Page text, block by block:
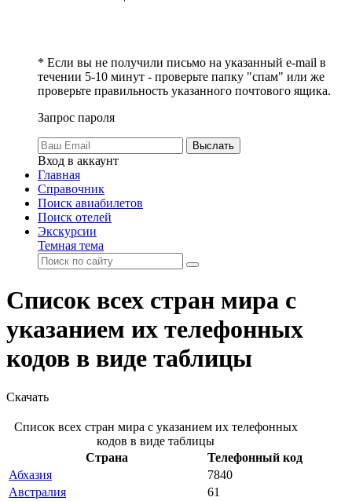
* Если вы не получили письмо на указанный e-mail в
течении 5-10 минут - проверьте папку "спам" или же
проверьте правильность указанного почтового ящика.
Запрос пароля
Выслать
Вход в аккаунт
Главная
Справочник
Поиск авиабилетов
Поиск отелей
Экскурсии
Темная тема
Список всех стран мира с
указанием их телефонных
кодов в виде таблицы
Скачать
Список всех стран мира с указанием их телефонных
кодов в виде таблицы
Страна
Телефонный код
Абхазия
7840
Австралия
61